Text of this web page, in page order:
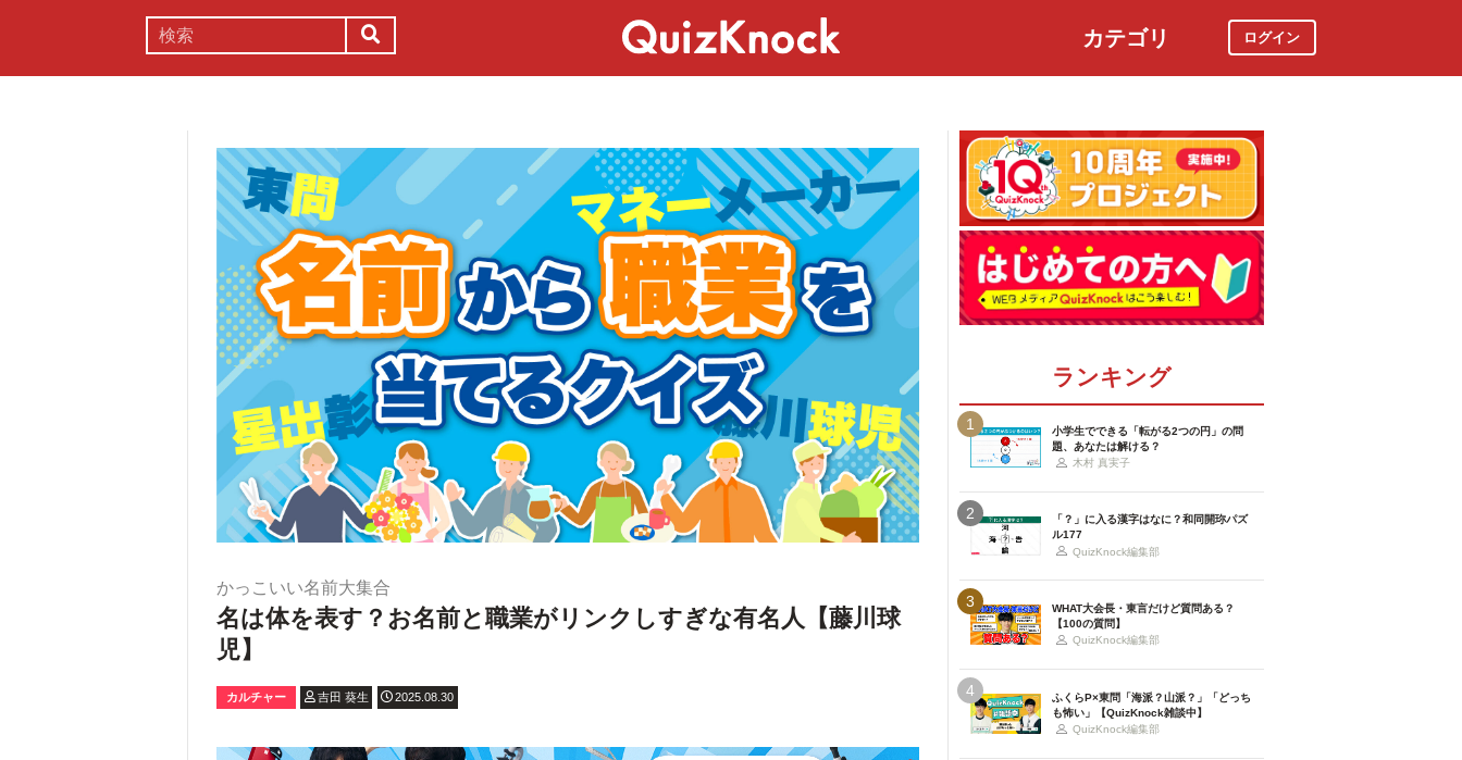
カテゴリ ログイン
かっこいい名前大集合
名は体を表す？お名前と職業がリンクしすぎな有名人【藤川球
児】
カルチャー 吉田 葵生 2025.08.30
ランキング
1
小学生でできる「転がる2つの円」の問
題、あなたは解ける？
木村 真実子
2
「？」に入る漢字はなに？和同開珎パズ
ル177
QuizKnock編集部
3
WHAT大会長・東言だけど質問ある？
【100の質問】
QuizKnock編集部
4
ふくらP×東問「海派？山派？」「どっち
も怖い」【QuizKnock雑談中】
QuizKnock編集部